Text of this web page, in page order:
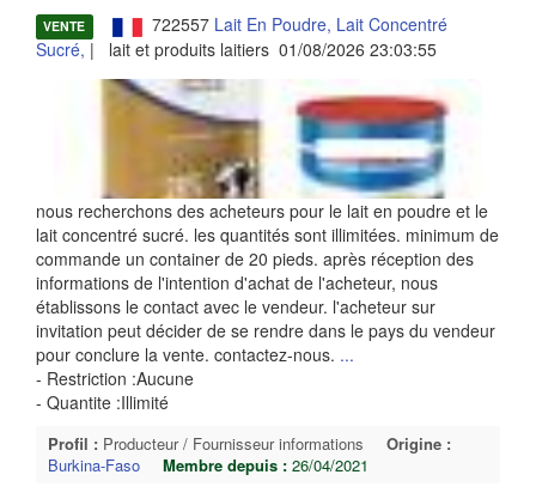
VENTE 722557 Lait En Poudre, Lait Concentré
Sucré, | lait et produits laitiers 01/08/2026 23:03:55
nous recherchons des acheteurs pour le lait en poudre et le
lait concentré sucré. les quantités sont illimitées. minimum de
commande un container de 20 pieds. après réception des
informations de l'intention d'achat de l'acheteur, nous
établissons le contact avec le vendeur. l'acheteur sur
invitation peut décider de se rendre dans le pays du vendeur
pour conclure la vente. contactez-nous. ...
- Restriction :Aucune
- Quantite :Illimité
Profil : Producteur / Fournisseur informations
Origine :
Burkina-Faso
Membre depuis : 26/04/2021